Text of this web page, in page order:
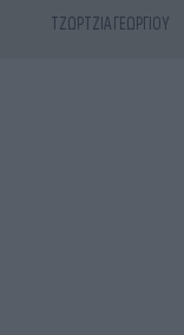
ΤΖΏΡΤΖΙΑ ΓΕΩΡΓΊΟΥ